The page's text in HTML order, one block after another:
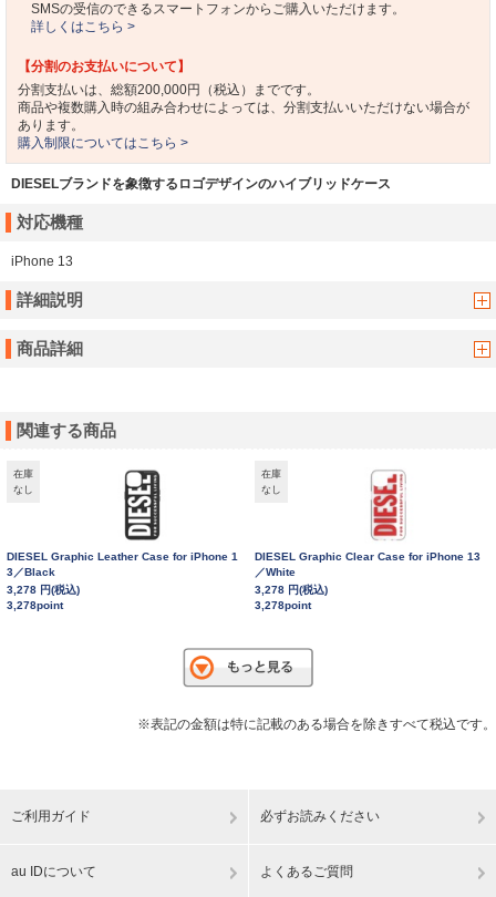
SMSの受信のできるスマートフォンからご購入いただけます。
詳しくはこちら >
【分割のお支払いについて】
分割支払いは、総額200,000円（税込）までです。
商品や複数購入時の組み合わせによっては、分割支払いいただけない場合が
あります。
購入制限についてはこちら >
DIESELブランドを象徴するロゴデザインのハイブリッドケース
対応機種
iPhone 13
詳細説明
商品詳細
関連する商品
在庫
なし
DIESEL Graphic Leather Case for iPhone 1
3／Black
3,278 円(税込)
3,278point
在庫
なし
DIESEL Graphic Clear Case for iPhone 13
／White
3,278 円(税込)
3,278point
※表記の金額は特に記載のある場合を除きすべて税込です。
ご利用ガイド 必ずお読みください
au IDについて よくあるご質問